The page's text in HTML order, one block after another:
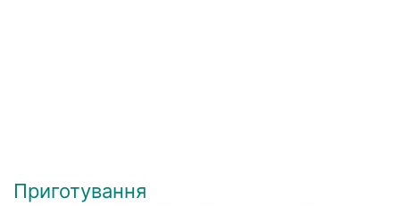
Приготування